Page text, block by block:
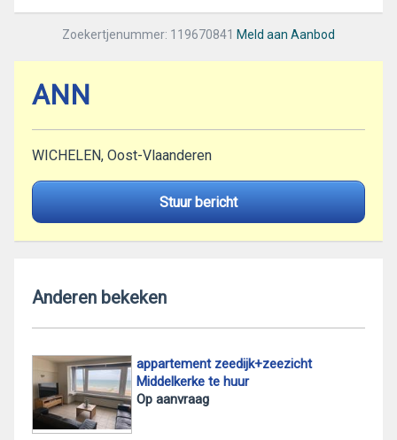
Zoekertjenummer: 119670841 Meld aan Aanbod
ANN
WICHELEN, Oost-Vlaanderen
Stuur bericht
Anderen bekeken
appartement zeedijk+zeezicht
Middelkerke te huur
Op aanvraag